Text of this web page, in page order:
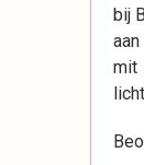
bij
mit